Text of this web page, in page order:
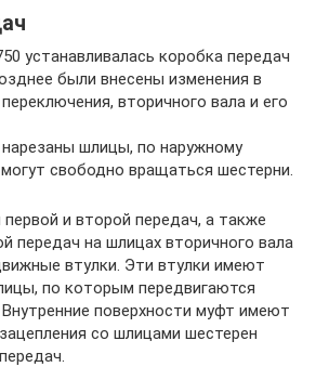
устанавливалась коробка передач
были внесены изменения в
вторичного вала и его
шлицы, по наружному
свободно вращаться шестерни.
и второй передач, а также
передач на шлицах вторичного вала
втулки. Эти втулки имеют
по которым передвигаются
поверхности муфт имеют
со шлицами шестерен